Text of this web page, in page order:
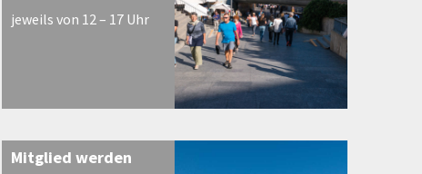
jeweils von 12 – 17 Uhr
Mitglied werden